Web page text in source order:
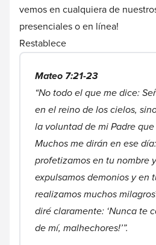
vemos en cualquiera de
presenciales oen línea!
Restablece
Mateo 7:21-23
“No todo el que me dice:
en el reino de los cielos,
la voluntad de mi Padre
Muchos me dirán en ese
profetizamos en tu nombre
expulsamos demonios y en
realizamos muchos
diré claramente: ‘Nunca te
de mí, malhechores!’”.